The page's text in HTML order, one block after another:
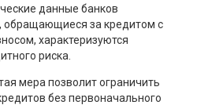
данные банков
обращающиеся за кредитом с
характеризуются
риска.
мера позволит ограничить
без первоначального